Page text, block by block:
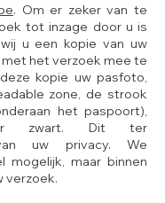
. Om er zeker van te
tot inzage door u is
u een kopie van uw
het verzoek mee te
kopie uw pasfoto,
zone, de strook
het paspoort),
zwart. Dit ter
uw privacy. We
mogelijk, maar binnen
verzoek.